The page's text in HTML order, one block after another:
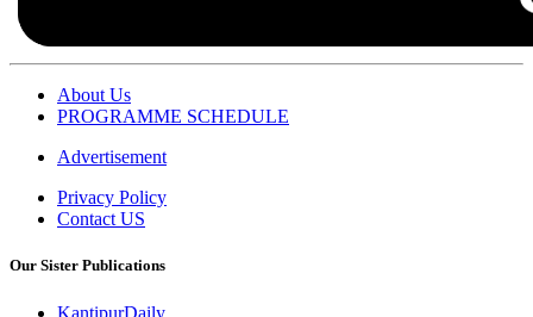
About Us
PROGRAMME SCHEDULE
Advertisement
Privacy Policy
Contact US
Our Sister Publications
KantipurDaily